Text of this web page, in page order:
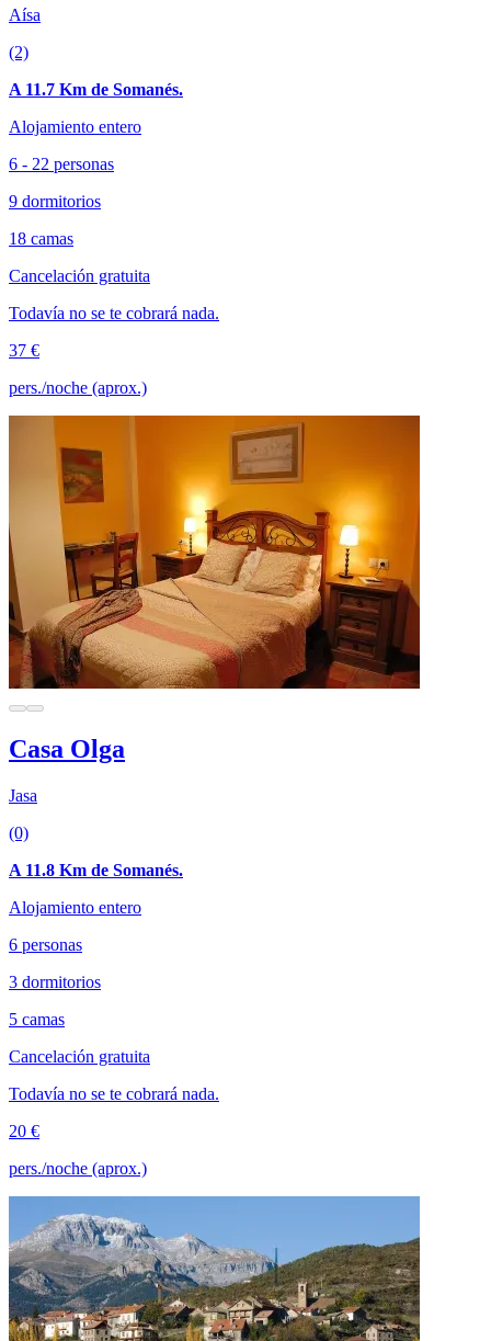
Aísa
(2)
A 11.7 Km de Somanés.
Alojamiento entero
6 - 22 personas
9 dormitorios
18 camas
Cancelación gratuita
Todavía no se te cobrará nada.
37 €
pers./noche (aprox.)
Casa Olga
Jasa
(0)
A 11.8 Km de Somanés.
Alojamiento entero
6 personas
3 dormitorios
5 camas
Cancelación gratuita
Todavía no se te cobrará nada.
20 €
pers./noche (aprox.)